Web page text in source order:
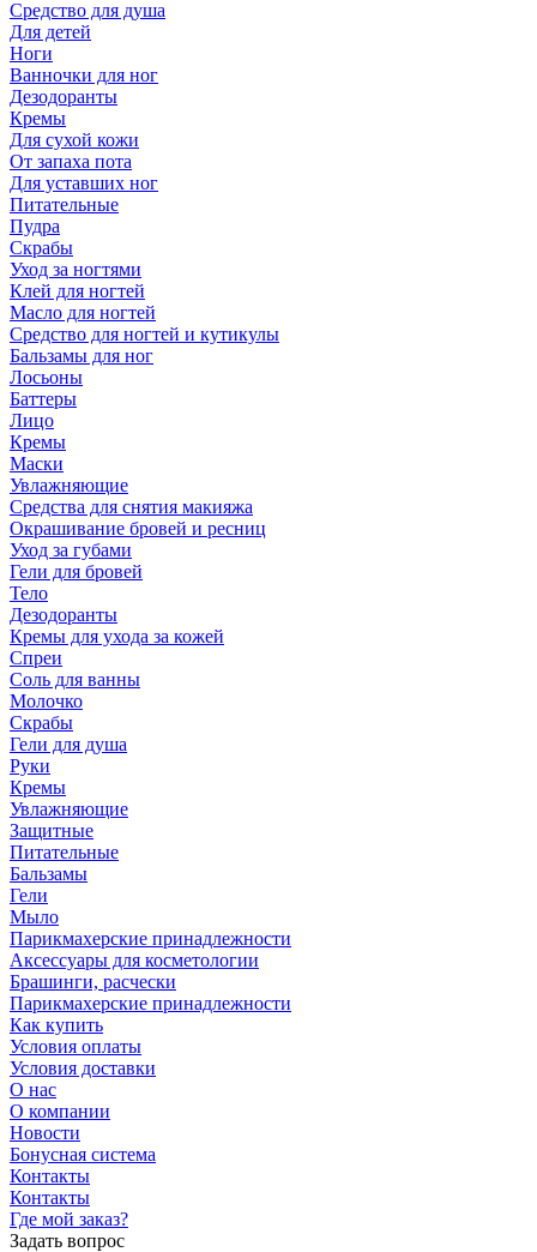
Средство для душа
Для детей
Ноги
Ванночки для ног
Дезодоранты
Кремы
Для сухой кожи
От запаха пота
Для уставших ног
Питательные
Пудра
Скрабы
Уход за ногтями
Клей для ногтей
Масло для ногтей
Средство для ногтей и кутикулы
Бальзамы для ног
Лосьоны
Баттеры
Лицо
Кремы
Маски
Увлажняющие
Средства для снятия макияжа
Окрашивание бровей и ресниц
Уход за губами
Гели для бровей
Тело
Дезодоранты
Кремы для ухода за кожей
Спреи
Соль для ванны
Молочко
Скрабы
Гели для душа
Руки
Кремы
Увлажняющие
Защитные
Питательные
Бальзамы
Гели
Мыло
Парикмахерские принадлежности
Аксессуары для косметологии
Брашинги, расчески
Парикмахерские принадлежности
Как купить
Условия оплаты
Условия доставки
О нас
О компании
Новости
Бонусная система
Контакты
Контакты
Где мой заказ?
Задать вопрос